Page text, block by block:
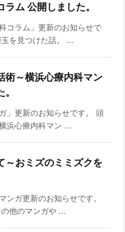
ム 公開しました。
コラム」更新のお知らせで
を見つけた話。 ...
術～横浜心療内科マン
」更新のお知らせです。 頭
浜心療内科マン ...
～おミズのミミズクを
ガ更新のお知らせです。
他のマンガや ...